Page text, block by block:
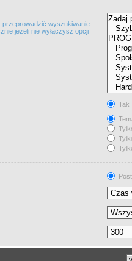
wyszukiwanie.
jeżeli nie wyłączysz opcji
Tak